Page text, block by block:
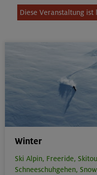
Diese Veranstaltung
Winter
Ski Alpin, Freeride,
Schneeschuhgehen,